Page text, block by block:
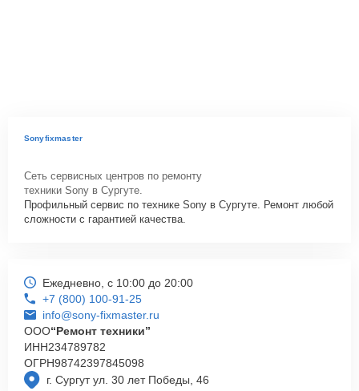
Sonyfixmaster
Сеть сервисных центров по ремонту
техники Sony в Сургуте.
Профильный сервис по технике Sony в Сургуте. Ремонт любой
сложности с гарантией качества.
г. Сургут ул. 30 лет Победы, 46
Ежедневно, с 10:00 до 20:00
+7 (800) 100-91-25
info@sony-fixmaster.ru
ООО“Ремонт техники”
ИНН234789782
ОГРН98742397845098